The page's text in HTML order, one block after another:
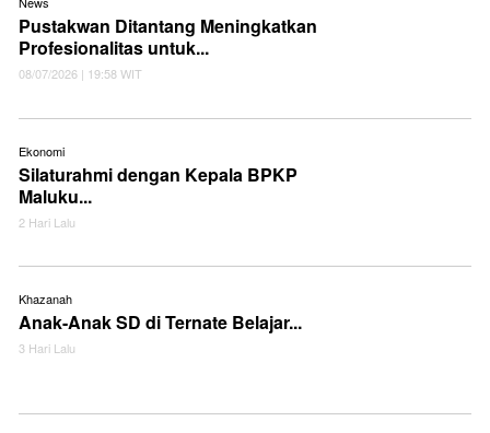
Pustakwan Ditantang Meningkatkan
Profesionalitas untuk...
08/07/2026 | 19:58 WIT
Ekonomi
Silaturahmi dengan Kepala BPKP
Maluku...
2 Hari Lalu
Khazanah
Anak-Anak SD di Ternate Belajar...
3 Hari Lalu